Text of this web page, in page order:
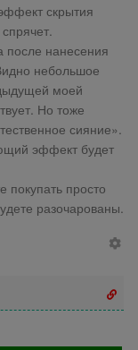
скрытия
после нанесения
небольшое
моей
Но тоже
сияние».
эффект будет
просто
разочарованы.